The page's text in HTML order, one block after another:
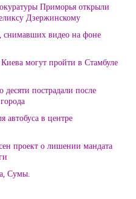
Приморья открыли
Дзержинскому
снимавших видео на фоне
могут пройти в Стамбуле
пострадали после
автобуса в центре
проект о лишении мандата
Сумы.